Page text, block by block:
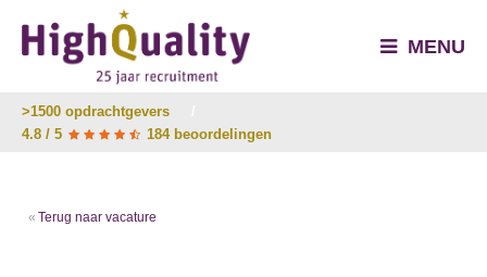
MENU
>1500 opdrachtgevers
4.8 / 5
184 beoordelingen
Terug naar vacature